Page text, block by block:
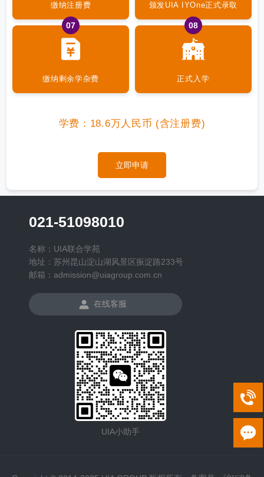
缴纳注册费 颁发UIA IYOne正式录取
07
缴纳剩余学杂费
08
正式入学
学费：18.6万人民币 (含注册费)
立即申请
021-51098010
名称：UIA联合学苑
地址：苏州昆山淀山湖风景区振淀路233号
邮箱：admission@uiagroup.com.cn
在线客服
UIA小助手